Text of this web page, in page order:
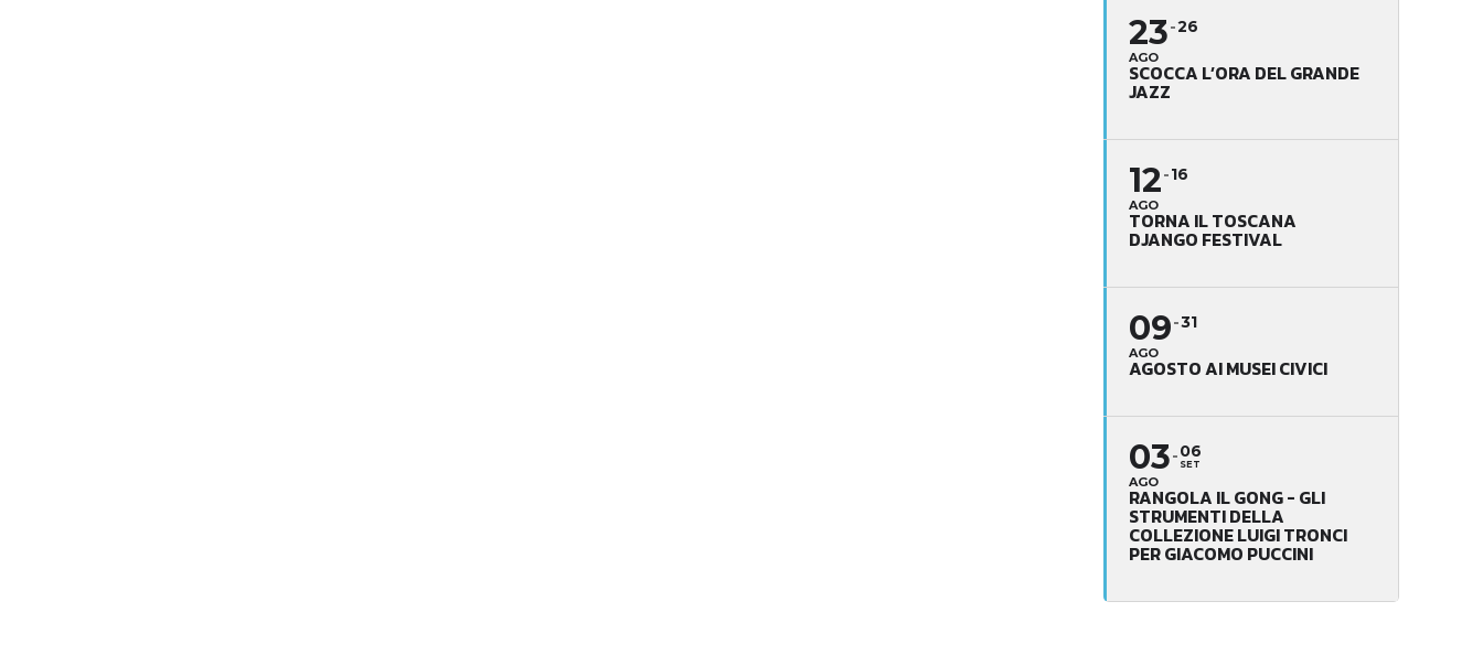
23
AGO
26
SCOCCA L’ORA DEL GRANDE
JAZZ
12
AGO
16
TORNA IL TOSCANA
DJANGO FESTIVAL
09
AGO
31
AGOSTO AI MUSEI CIVICI
03
AGO
06
SET
RANGOLA IL GONG - GLI
STRUMENTI DELLA
COLLEZIONE LUIGI TRONCI
PER GIACOMO PUCCINI